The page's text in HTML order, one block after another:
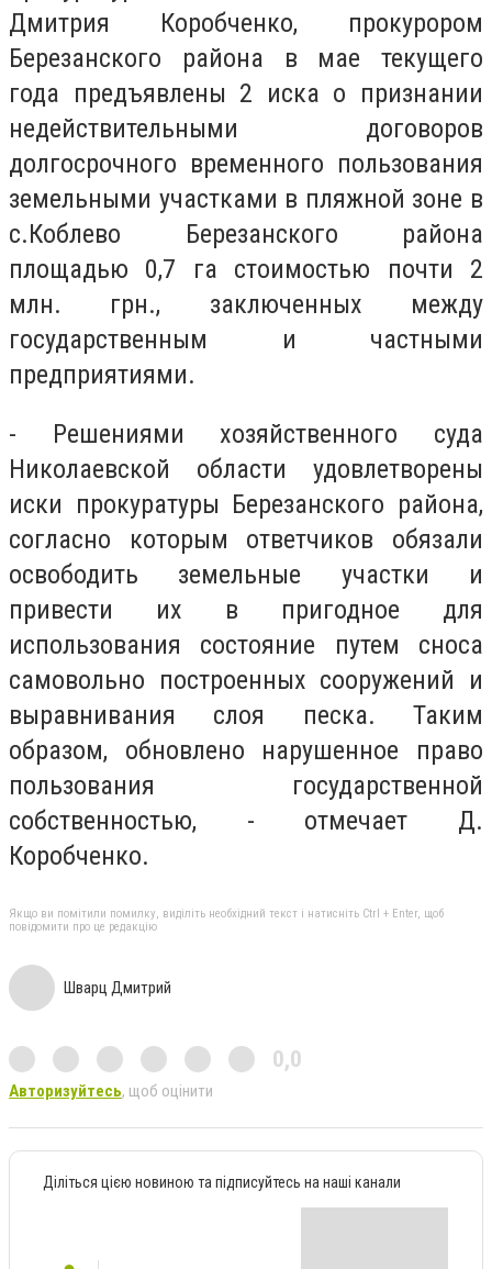
Дмитрия Коробченко, прокурором
Березанского района в мае текущего
года предъявлены 2 иска о признании
недействительными договоров
долгосрочного временного пользования
земельными участками в пляжной зоне в
с.Коблево Березанского района
площадью 0,7 га стоимостью почти 2
млн. грн., заключенных между
государственным и частными
предприятиями.
- Решениями хозяйственного суда
Николаевской области удовлетворены
иски прокуратуры Березанского района,
согласно которым ответчиков обязали
освободить земельные участки и
привести их в пригодное для
использования состояние путем сноса
самовольно построенных сооружений и
выравнивания слоя песка. Таким
образом, обновлено нарушенное право
пользования государственной
собственностью, - отмечает Д.
Коробченко.
Якщо ви помітили помилку, виділіть необхідний текст і натисніть Ctrl + Enter, щоб
повідомити про це редакцію
Шварц Дмитрий
0,0
Авторизуйтесь, щоб оцінити
Діліться цією новиною та підписуйтесь на наші канали